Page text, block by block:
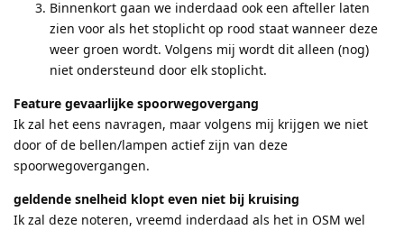
Binnenkort gaan we inderdaad ook een afteller laten
zien voor als het stoplicht op rood staat wanneer deze
weer groen wordt. Volgens mij wordt dit alleen (nog)
niet ondersteund door elk stoplicht.
Feature gevaarlijke spoorwegovergang
Ik zal het eens navragen, maar volgens mij krijgen we niet
door of de bellen/lampen actief zijn van deze
spoorwegovergangen.
geldende snelheid klopt even niet bij kruising
Ik zal deze noteren, vreemd inderdaad als het in OSM wel